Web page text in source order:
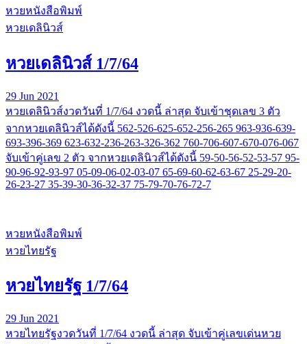
หวยหนังสือพิมพ์
หวยเดลินิวส์
หวยเดลินิวส์ 1/7/64
29 Jun 2021
หวยเดลินิวส์งวดวันที่ 1/7/64 งวดนี้ ล่าสุด จับเข้าชุดเลข 3 ตัว
จากหวยเดลินิวส์ได้ดังนี้ 562-526-625-652-256-265 963-936-639-
693-396-369 623-632-236-263-326-362 760-706-607-670-076-067
จับเข้าคู่เลข 2 ตัว จากหวยเดลินิวส์ได้ดังนี้ 59-50-56-52-53-57 95-
90-96-92-93-97 05-09-06-02-03-07 65-69-60-62-63-67 25-29-20-
26-23-27 35-39-30-36-32-37 75-79-70-76-72-7
หวยหนังสือพิมพ์
หวยไทยรัฐ
หวยไทยรัฐ 1/7/64
29 Jun 2021
หวยไทยรัฐงวดวันที่ 1/7/64 งวดนี้ ล่าสุด จับเข้าคู่เลขเด่นหวย